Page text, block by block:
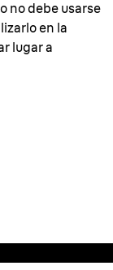
no debe usarse
en la
lugar a